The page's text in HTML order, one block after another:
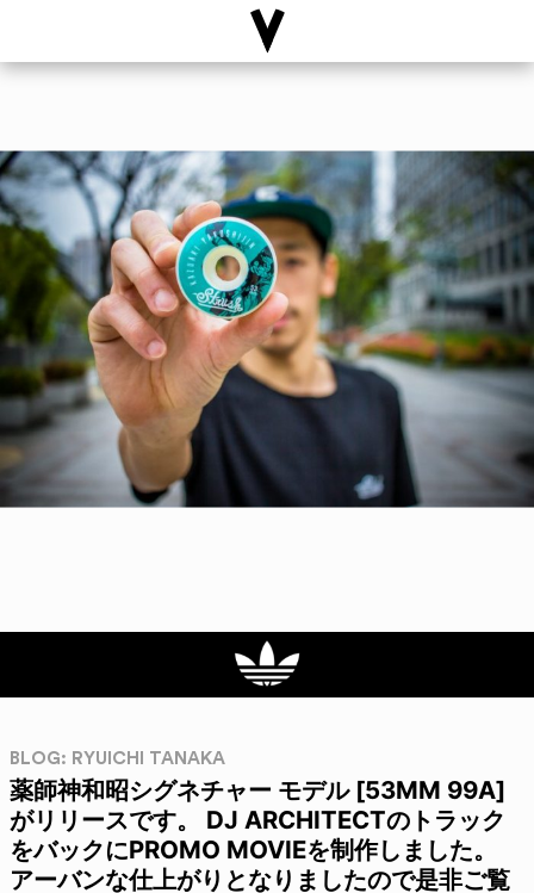
BLOG: RYUICHI TANAKA
薬師神和昭シグネチャー モデル [53MM 99A]
がリリースです。 DJ ARCHITECTのトラック
をバックにPROMO MOVIEを制作しました。
アーバンな仕上がりとなりましたので是非ご覧